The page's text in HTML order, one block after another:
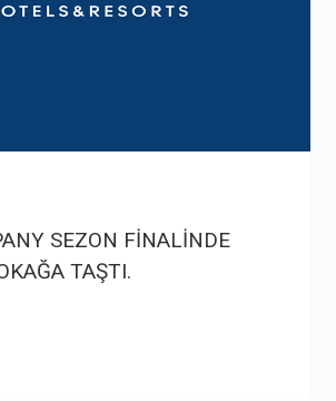
SEZON FİNALİNDE
TAŞTI.